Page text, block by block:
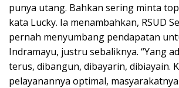
punya utang. Bahkan sering minta
kata Lucky. Ia menambahkan, RSUD
pernah menyumbang pendapatan
Indramayu, justru sebaliknya. “Yang
terus, dibangun, dibayarin, dibiayain.
pelayanannya optimal,